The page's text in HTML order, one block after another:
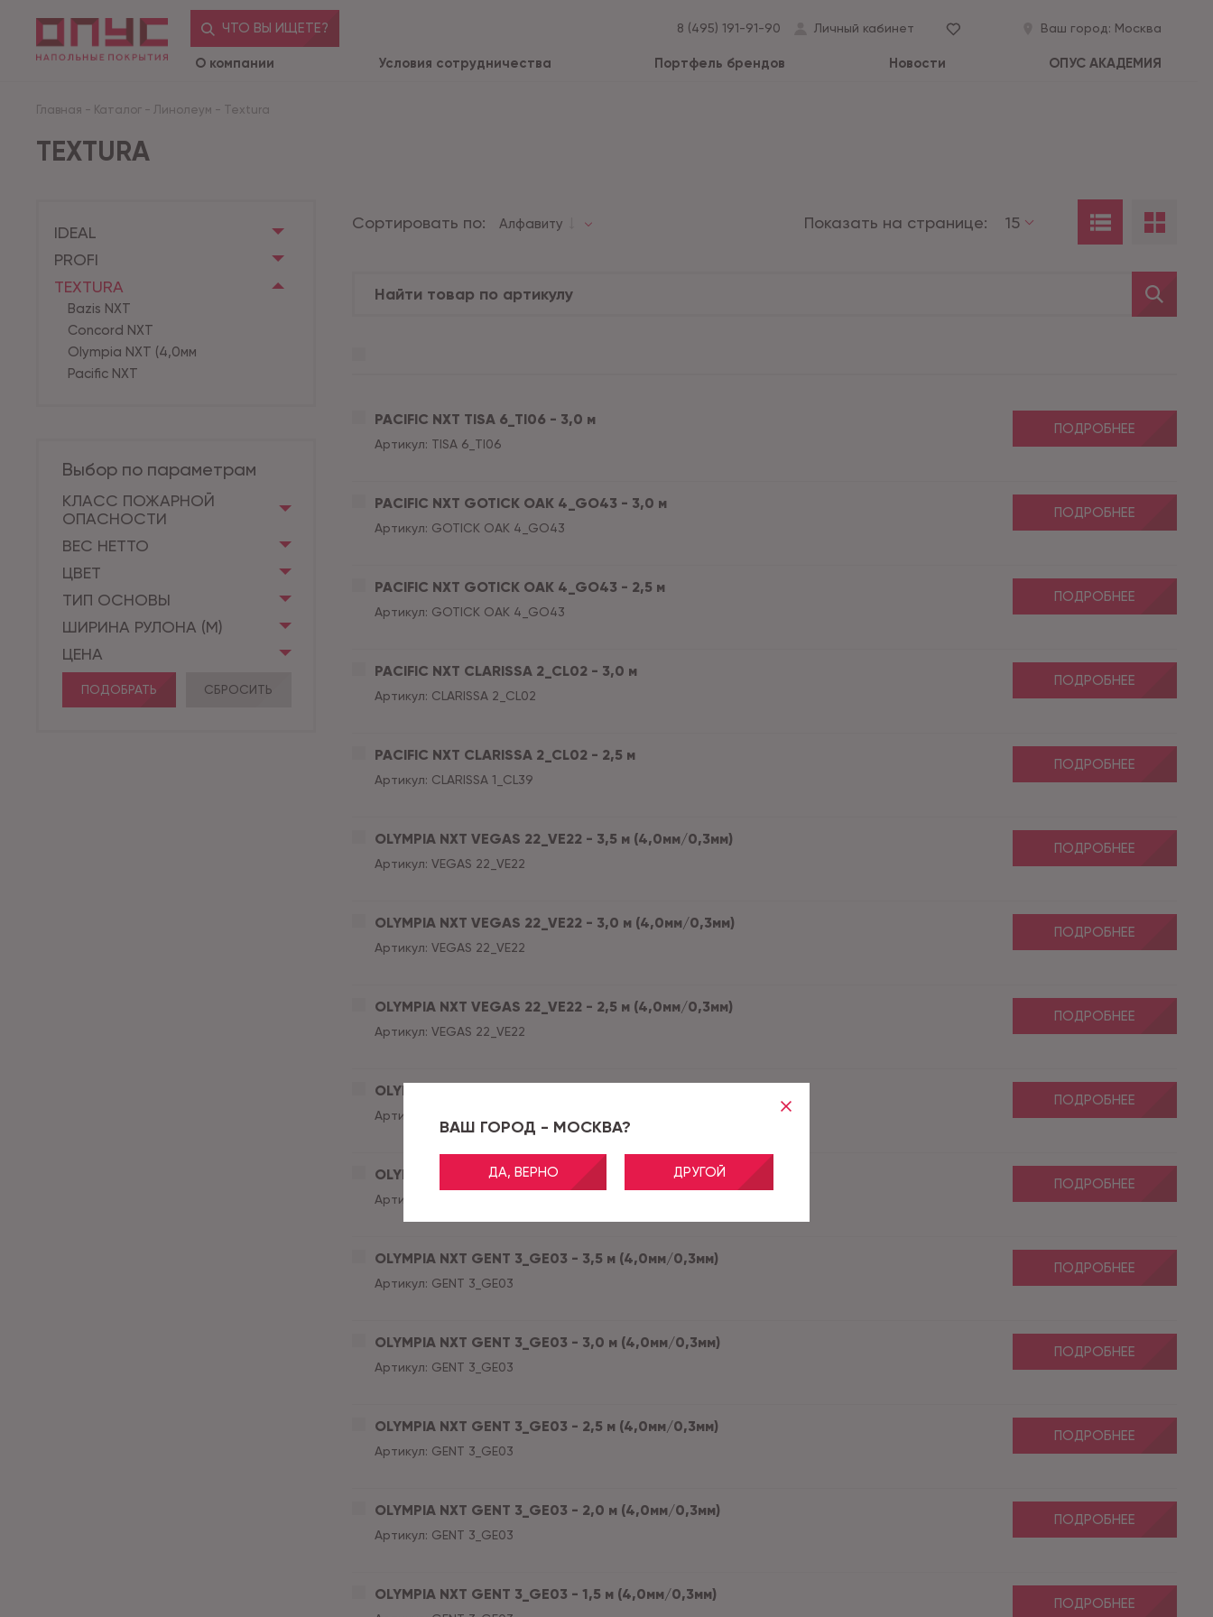
ВАШ ГОРОД - МОСКВА?
ДА, ВЕРНО ДРУГОЙ
ЧТО ВЫ ИЩЕТЕ? 8 (495) 191-91-90 Личный кабинет Ваш город: Москва
О компании Условия сотрудничества Портфель брендов Новости ОПУС АКАДЕМИЯ
Главная - Каталог - Линолеум - Textura
TEXTURA
IDEAL
PROFI
TEXTURA
Bazis NXT
Concord NXT
Olympia NXT (4,0мм
Pacific NXT
Выбор по параметрам
КЛАСС ПОЖАРНОЙ
ОПАСНОСТИ
ВЕС НЕТТО
ЦВЕТ
ТИП ОСНОВЫ
ШИРИНА РУЛОНА (М)
ЦЕНА
ПОДОБРАТЬ СБРОСИТЬ
Сортировать по: Алфавиту Показать на странице: 15
PACIFIC NXT TISA 6_TI06 - 3,0 м
Артикул: TISA 6_TI06
ПОДРОБНЕЕ
PACIFIC NXT GOTICK OAK 4_GO43 - 3,0 м
Артикул: GOTICK OAK 4_GO43
ПОДРОБНЕЕ
PACIFIC NXT GOTICK OAK 4_GO43 - 2,5 м
Артикул: GOTICK OAK 4_GO43
ПОДРОБНЕЕ
PACIFIC NXT CLARISSA 2_CL02 - 3,0 м
Артикул: CLARISSA 2_CL02
ПОДРОБНЕЕ
PACIFIC NXT CLARISSA 2_CL02 - 2,5 м
Артикул: CLARISSA 1_CL39
ПОДРОБНЕЕ
OLYMPIA NXT VEGAS 22_VE22 - 3,5 м (4,0мм/0,3мм)
Артикул: VEGAS 22_VE22
ПОДРОБНЕЕ
OLYMPIA NXT VEGAS 22_VE22 - 3,0 м (4,0мм/0,3мм)
Артикул: VEGAS 22_VE22
ПОДРОБНЕЕ
OLYMPIA NXT VEGAS 22_VE22 - 2,5 м (4,0мм/0,3мм)
Артикул: VEGAS 22_VE22
ПОДРОБНЕЕ
OLYMPIA NXT VEGAS 22_VE22 - 2,0 м (4,0мм/0,3мм)
Артикул:
ПОДРОБНЕЕ
OLYMPIA NXT VEGAS 22_VE22 - 1,5 м (4,0мм/0,3мм)
Артикул:
ПОДРОБНЕЕ
OLYMPIA NXT GENT 3_GE03 - 3,5 м (4,0мм/0,3мм)
Артикул: GENT 3_GE03
ПОДРОБНЕЕ
OLYMPIA NXT GENT 3_GE03 - 3,0 м (4,0мм/0,3мм)
Артикул: GENT 3_GE03
ПОДРОБНЕЕ
OLYMPIA NXT GENT 3_GE03 - 2,5 м (4,0мм/0,3мм)
Артикул: GENT 3_GE03
ПОДРОБНЕЕ
OLYMPIA NXT GENT 3_GE03 - 2,0 м (4,0мм/0,3мм)
Артикул: GENT 3_GE03
ПОДРОБНЕЕ
OLYMPIA NXT GENT 3_GE03 - 1,5 м (4,0мм/0,3мм)
ПОДРОБНЕЕ